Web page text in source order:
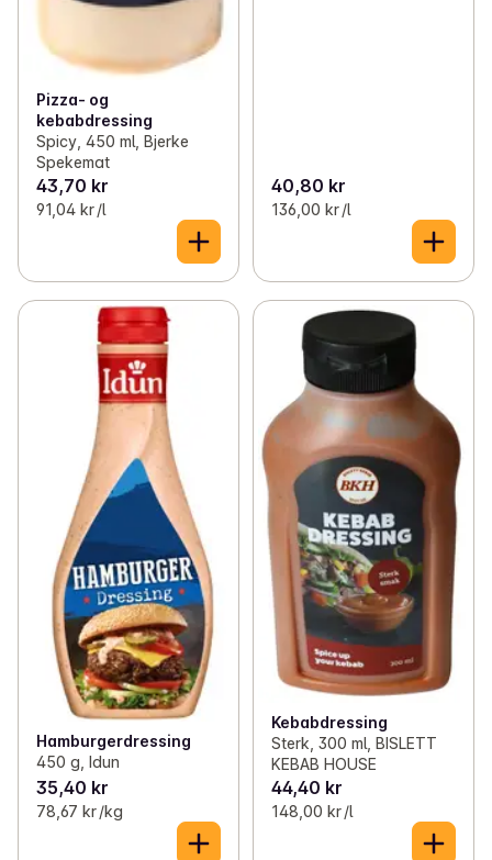
Pizza- og
kebabdressing
Spicy, 450 ml, Bjerke
Spekemat
43,70 kr
91,04 kr /l
40,80 kr
136,00 kr /l
Hamburgerdressing
450 g, Idun
35,40 kr
78,67 kr /kg
Kebabdressing
Sterk, 300 ml, BISLETT
KEBAB HOUSE
44,40 kr
148,00 kr /l